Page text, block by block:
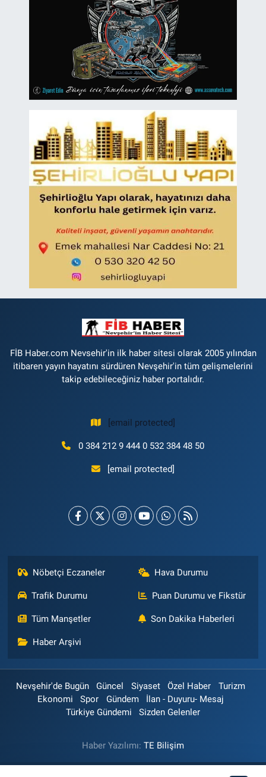
FİB Haber.com Nevsehir'in ilk haber sitesi olarak 2005 yılından
itibaren yayın hayatını sürdüren Nevşehir'in tüm gelişmelerini
takip edebileceğiniz haber portalıdır.
[email protected]
0 384 212 9 444 0 532 384 48 50
[email protected]
Nöbetçi Eczaneler Hava Durumu
Trafik Durumu Puan Durumu ve Fikstür
Tüm Manşetler Son Dakika Haberleri
Haber Arşivi
Nevşehir'de Bugün Güncel Siyaset Özel Haber
Turizm
Ekonomi
Spor Gündem
İlan - Duyuru- Mesaj
Türkiye Gündemi
Sizden Gelenler
Haber Yazılımı: TE Bilişim